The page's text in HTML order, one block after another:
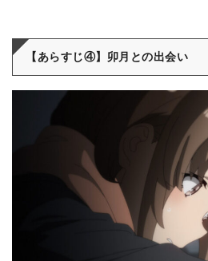
【あらすじ④】卯月との出会い